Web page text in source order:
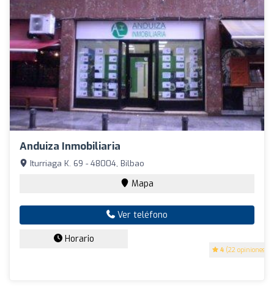
Anduiza Inmobiliaria
4 (22 opiniones)
Iturriaga K. 69 - 48004, Bilbao
Mapa
Ver teléfono
Horario